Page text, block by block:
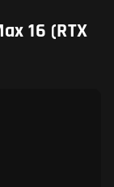
16 (RTX